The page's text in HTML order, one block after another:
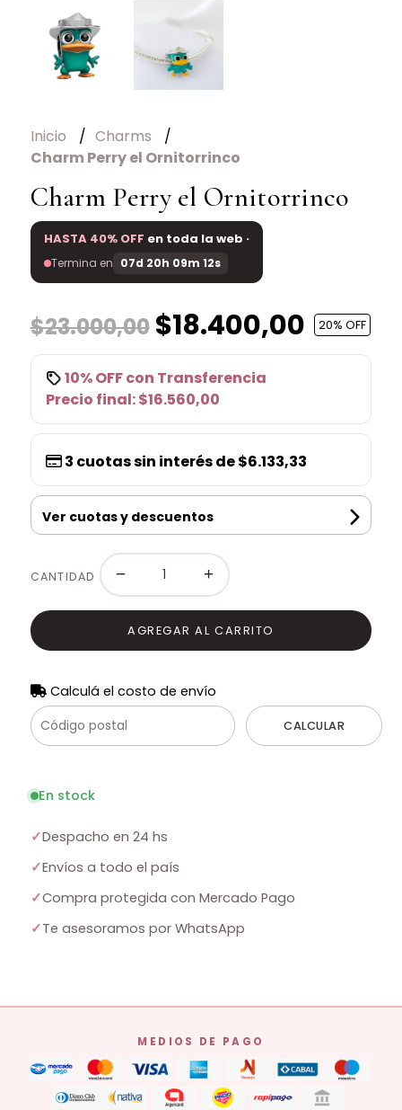
Inicio
Charms
Charm Perry el Ornitorrinco
Charm Perry el Ornitorrinco
HASTA 40% OFF en toda la web ·
Termina en 07d 20h 09m 11s
$23.000,00$18.400,00 20% OFF
10% OFFcon Transferencia
Precio final:$16.560,00
3 cuotas sin interés de$6.133,33
Ver cuotas y descuentos
CANTIDAD − +
AGREGAR AL CARRITO
Calculá el costo de envío
CALCULAR
En stock
✓Despacho en 24 hs
✓Envíos a todo el país
✓Compra protegida con Mercado Pago
✓Te asesoramos por WhatsApp
MEDIOS DE PAGO